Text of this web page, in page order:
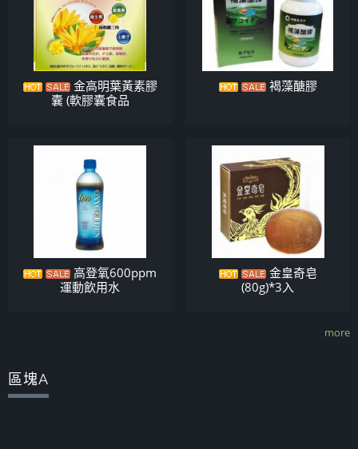
金高明葉黃素膠
囊 (軟膠囊食品
褐藻醣膠
高登氧600ppm
運動飲用水
金皇奇皂
(80g)*3入
more
區塊A